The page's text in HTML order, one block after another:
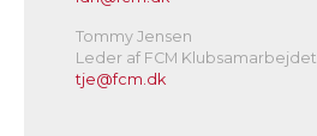
Tommy Jensen
Leder af FCM Klubsamarbejdet
tje@fcm.dk